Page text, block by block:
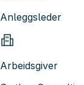
Anleggsleder
Arbeidsgiver